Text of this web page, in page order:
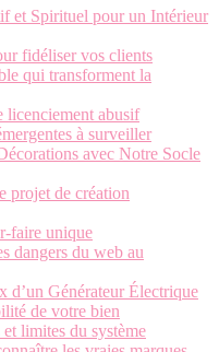
et Spirituel pour un Intérieur
fidéliser vos clients
qui transforment la
licenciement abusif
à surveiller
avec Notre Socle
projet de création
faire unique
dangers du web au
d’un Générateur Électrique
de votre bien
limites du système